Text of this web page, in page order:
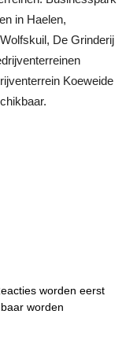
in Haelen,
De Grinderij
Koeweide
worden eerst
worden